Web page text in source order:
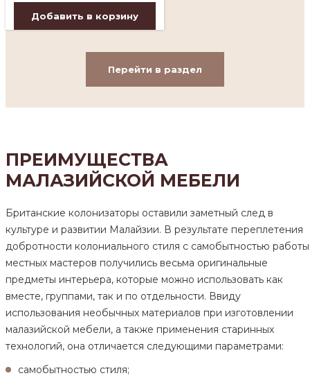
составляла
15
990 ₽.
Добавить в корзину
Перейти в раздел
ПРЕИМУЩЕСТВА
МАЛАЗИЙСКОЙ МЕБЕЛИ
Британские колонизаторы оставили заметный след в
культуре и развитии Малайзии. В результате переплетения
добротности колониального стиля с самобытностью работы
местных мастеров получились весьма оригинальные
предметы интерьера, которые можно использовать как
вместе, группами, так и по отдельности. Ввиду
использования необычных материалов при изготовлении
малазийской мебели, а также применения старинных
технологий, она отличается следующими параметрами:
самобытностью стиля;